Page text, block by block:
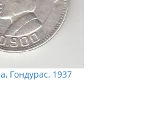
Гондурас, 1937